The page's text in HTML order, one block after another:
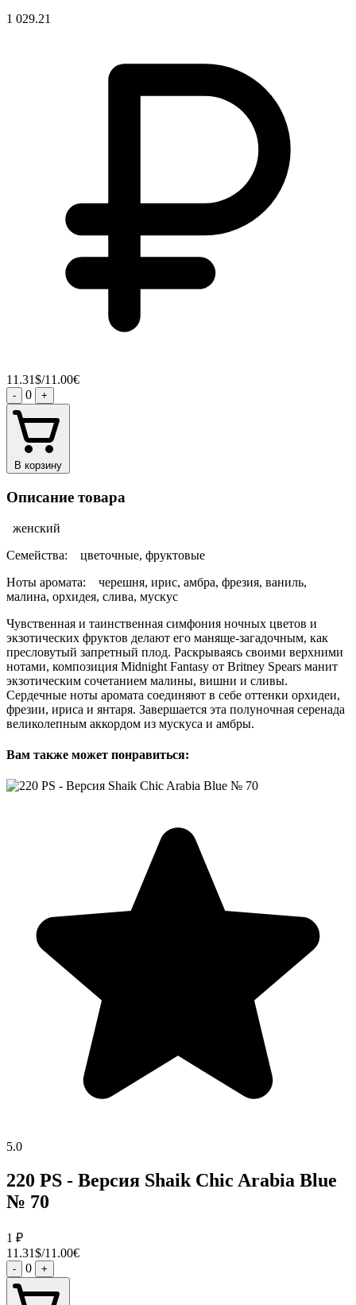
1 029.21
11.31$/11.00€
- 0 +
В корзину
Описание товара
женский
Семейства: цветочные, фруктовые
Ноты аромата: черешня, ирис, амбра, фрезия, ваниль,
малина, орхидея, слива, мускус
Чувственная и таинственная симфония ночных цветов и
экзотических фруктов делают его маняще-загадочным, как
пресловутый запретный плод. Раскрываясь своими верхними
нотами, композиция Midnight Fantasy от Britney Spears манит
экзотическим сочетанием малины, вишни и сливы.
Сердечные ноты аромата соединяют в себе оттенки орхидеи,
фрезии, ириса и янтаря. Завершается эта полуночная серенада
великолепным аккордом из мускуса и амбры.
Вам также может понравиться:
5.0
220 PS - Версия Shaik Chic Arabia Blue
№ 70
1 ₽
11.31$/11.00€
- 0 +